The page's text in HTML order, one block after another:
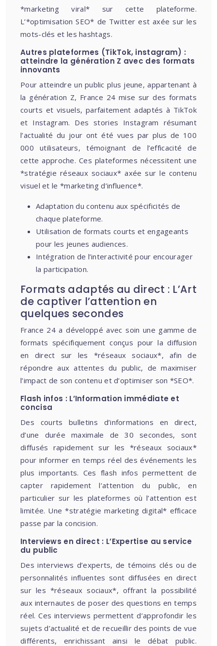
*marketing viral* sur cette plateforme.
L’*optimisation SEO* de Twitter est axée sur les
mots-clés et les hashtags.
Autres plateformes (TikTok, instagram) :
atteindre la génération Z avec des formats
innovants
Pour atteindre un public plus jeune, appartenant à
la génération Z, France 24 mise sur des formats
courts et visuels, parfaitement adaptés à TikTok
et Instagram. Des stories Instagram résumant
l’actualité du jour ont été vues par plus de 100
000 utilisateurs, témoignant de l’efficacité de
cette approche. Ces plateformes nécessitent une
*stratégie réseaux sociaux* axée sur le contenu
visuel et le *marketing d’influence*.
Adaptation du contenu aux spécificités de
chaque plateforme.
Utilisation de formats courts et engageants
pour les jeunes audiences.
Intégration de l’interactivité pour encourager
la participation.
Formats adaptés au direct : L’Art
de captiver l’attention en
quelques secondes
France 24 a développé avec soin une gamme de
formats spécifiquement conçus pour la diffusion
en direct sur les *réseaux sociaux*, afin de
répondre aux attentes du public, de maximiser
l’impact de son contenu et d’optimiser son *SEO*.
Flash infos : L’Information immédiate et
concisa
Des courts bulletins d’informations en direct,
d’une durée maximale de 30 secondes, sont
diffusés rapidement sur les *réseaux sociaux*
pour informer en temps réel des événements les
plus importants. Ces flash infos permettent de
capter rapidement l’attention du public, en
particulier sur les plateformes où l’attention est
limitée. Une *stratégie marketing digital* efficace
passe par la concision.
Interviews en direct : L’Expertise au service
du public
Des interviews d’experts, de témoins clés ou de
personnalités influentes sont diffusées en direct
sur les *réseaux sociaux*, offrant la possibilité
aux internautes de poser des questions en temps
réel. Ces interviews permettent d’approfondir les
sujets d’actualité et de recueillir des points de vue
différents, enrichissant ainsi le débat public.